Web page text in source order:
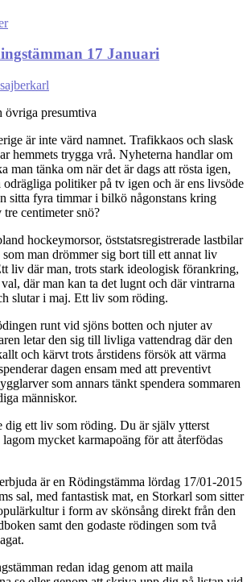
17 Januari
sajberkarl
presumtiva
är inte värd namnet. Trafikkaos och slask
hemmets trygga vrå. Nyheterna handlar om
man tänka om när det är dags att rösta igen,
odrägliga politiker på tv igen och är ens livsöde
sitta fyra timmar i bilkö någonstans kring
centimeter snö?
hockeymorsor, öststatsregistrerade lastbilar
man drömmer sig bort till ett annat liv
liv där man, trots stark ideologisk förankring,
där man kan ta det lugnt och där vintrarna
slutar i maj. Ett liv som röding.
runt vid sjöns botten och njuter av
letar den sig till livliga vattendrag där den
och kärvt trots årstidens försök att värma
dagen ensam med att preventivt
som annars tänkt spendera sommaren
människor.
dig ett liv som röding. Du är själv ytterst
mycket karmapoäng för att återfödas
är en Rödingstämma lördag 17/01-2015
sal, med fantastisk mat, en Storkarl som sitter
i form av skönsång direkt från den
samt den godaste rödingen som två
redan idag genom att maila